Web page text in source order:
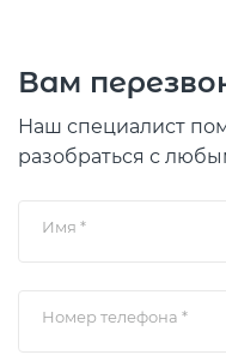
Вам
Наш специалист
разобраться с
Имя *
Номер телефона *